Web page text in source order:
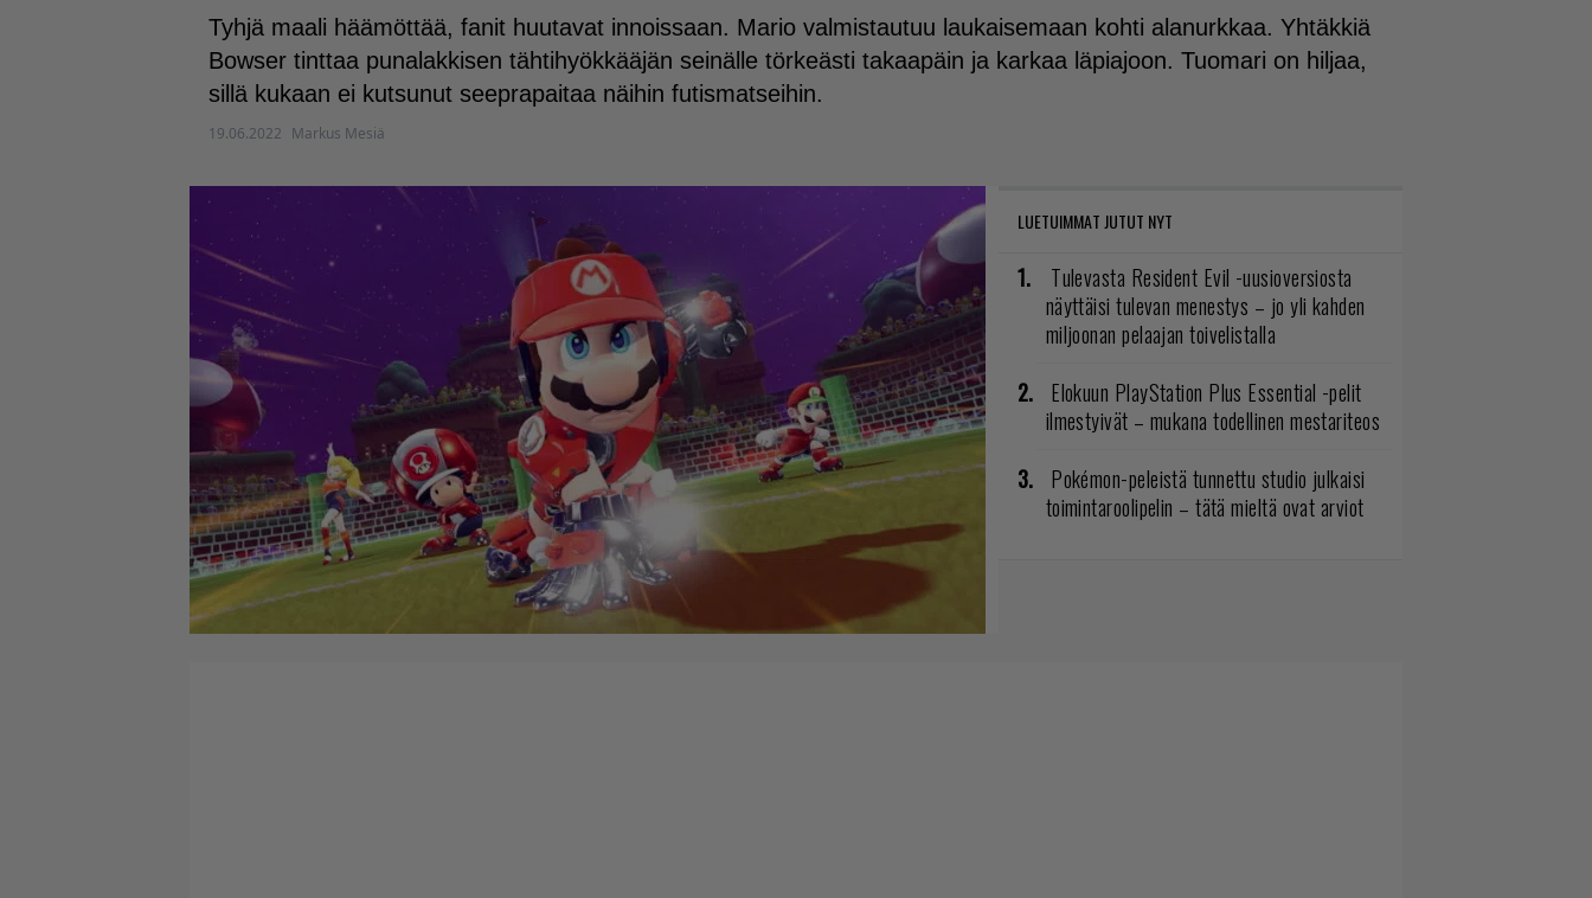
Tyhjä maali häämöttää, fanit huutavat innoissaan. Mario valmistautuu laukaisemaan kohti alanurkkaa. Yhtäkkiä
Bowser tinttaa punalakkisen tähtihyökkääjän seinälle törkeästi takaapäin ja karkaa läpiajoon. Tuomari on hiljaa,
sillä kukaan ei kutsunut seeprapaitaa näihin futismatseihin.
19.06.2022 Markus Mesiä
LUETUIMMAT JUTUT NYT
Tulevasta Resident Evil -uusioversiosta
näyttäisi tulevan menestys – jo yli kahden
miljoonan pelaajan toivelistalla
Elokuun PlayStation Plus Essential -pelit
ilmestyivät – mukana todellinen mestariteos
Pokémon-peleistä tunnettu studio julkaisi
toimintaroolipelin – tätä mieltä ovat arviot